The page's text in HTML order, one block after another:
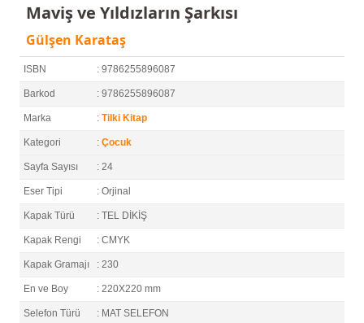
Maviş ve Yıldızların Şarkısı
Gülşen Karataş
ISBN : 9786255896087
Barkod : 9786255896087
Marka : Tilki Kitap
Kategori : Çocuk
Sayfa Sayısı : 24
Eser Tipi : Orjinal
Kapak Türü : TEL DİKİŞ
Kapak Rengi : CMYK
Kapak Gramajı : 230
En ve Boy : 220X220 mm
Selefon Türü : MAT SELEFON